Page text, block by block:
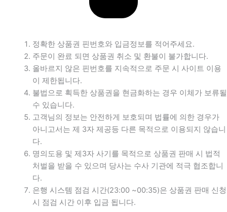
정확한 상품권 핀번호와 입금정보를 적어주세요.
주문이 완료 되면 상품권 취소 및 환불이 불가합니다.
올바르지 않은 핀번호를 지속적으로 주문 시 사이트 이용
이 제한됩니다.
불법으로 획득한 상품권을 현금화하는 경우 이체가 보류될
수 있습니다.
고객님의 정보는 안전하게 보호되며 법률에 의한 경우가
아니고서는 제 3자 제공등 다른 목적으로 이용되지 않습니
다.
명의도용 및 제3자 사기를 목적으로 상품권 판매 시 법적
처벌을 받을 수 있으며 당사는 수사 기관에 적극 협조합니
다.
은행 시스템 점검 시간(23:00 ~00:35)은 상품권 판매 신청
시 점검 시간 이후 입금 됩니다.